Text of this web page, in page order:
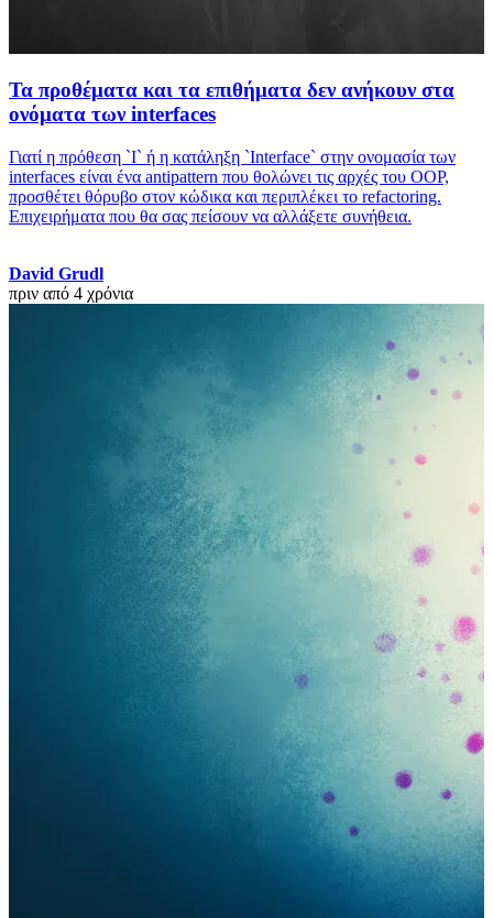
Τα προθέματα και τα επιθήματα δεν ανήκουν στα
ονόματα των interfaces
Γιατί η πρόθεση `I` ή η κατάληξη `Interface` στην ονομασία των
interfaces είναι ένα antipattern που θολώνει τις αρχές του OOP,
προσθέτει θόρυβο στον κώδικα και περιπλέκει το refactoring.
Επιχειρήματα που θα σας πείσουν να αλλάξετε συνήθεια.
David Grudl
πριν από 4 χρόνια